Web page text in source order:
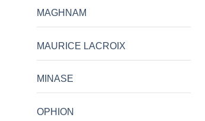
MAGHNAM
MAURICE LACROIX
MINASE
OPHION